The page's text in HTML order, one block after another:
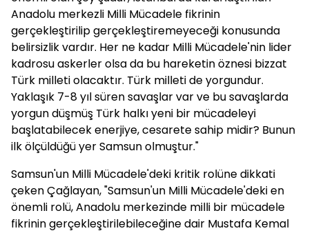
Anadolu merkezli Milli Mücadele fikrinin
gerçekleştirilip gerçekleştiremeyeceği konusunda
belirsizlik vardır. Her ne kadar Milli Mücadele'nin lider
kadrosu askerler olsa da bu hareketin öznesi bizzat
Türk milleti olacaktır. Türk milleti de yorgundur.
Yaklaşık 7-8 yıl süren savaşlar var ve bu savaşlarda
yorgun düşmüş Türk halkı yeni bir mücadeleyi
başlatabilecek enerjiye, cesarete sahip midir? Bunun
ilk ölçüldüğü yer Samsun olmuştur."
Samsun'un Milli Mücadele'deki kritik rolüne dikkati
çeken Çağlayan, "Samsun'un Milli Mücadele'deki en
önemli rolü, Anadolu merkezinde milli bir mücadele
fikrinin gerçekleştirilebileceğine dair Mustafa Kemal